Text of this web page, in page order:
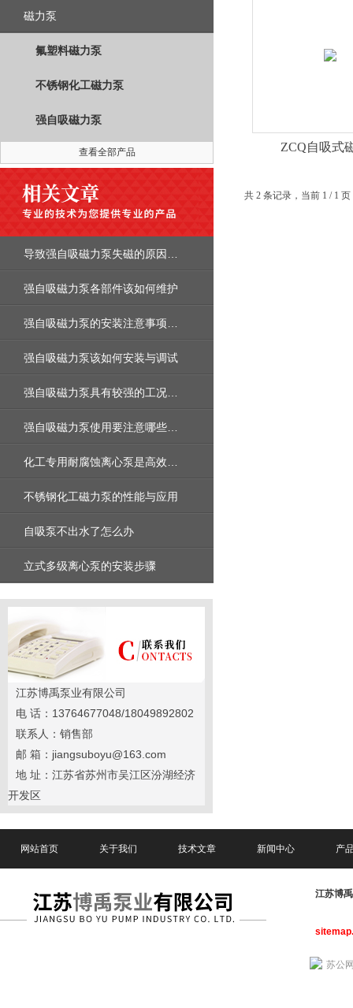
磁力泵
氟塑料磁力泵
不锈钢化工磁力泵
强自吸磁力泵
查看全部产品
导致强自吸磁力泵失磁的原因是什么呢
强自吸磁力泵各部件该如何维护
强自吸磁力泵的安装注意事项，你了解吗
强自吸磁力泵该如何安装与调试
强自吸磁力泵具有较强的工况适应性应用于各种工业场合
强自吸磁力泵使用要注意哪些常识？
化工专用耐腐蚀离心泵是高效安全的工业设备
不锈钢化工磁力泵的性能与应用
自吸泵不出水了怎么办
立式多级离心泵的安装步骤
江苏博禹泵业有限公司
电 话：13764677048/18049892802
联系人：销售部
邮 箱：jiangsuboyu@163.com
地 址：江苏省苏州市吴江区汾湖经济
开发区
ZCQ自吸式
共 2 条记录，当前 1 / 1
网站首页 关于我们 技术文章 新闻中心 产
江苏博
苏公